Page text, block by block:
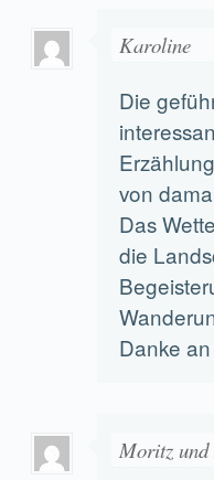
Karoline
Die
von
Das
die
Danke
Moritz und